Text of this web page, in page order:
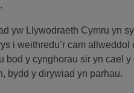
yw Llywodraeth Cymru yn
i weithredu’r cam
bod y cynghorau sir yn cael
bydd y dirywiad yn parhau.